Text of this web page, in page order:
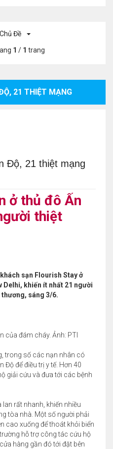
Đề
1 / 1 trang
21 THIỆT MẠNG
Độ, 21 thiệt mạng
ở thủ đô Ấn
thiệt
sạn Flourish Stay ở
Delhi, khiến ít nhất 21 người
sáng 3/6.
của đám cháy. Ảnh: PTI
trong số các nạn nhân có
Độ để điều trị y tế. Hơn 40
giải cứu và đưa tới các bệnh
rất nhanh, khiến nhiều
tòa nhà. Một số người phải
cao xuống để thoát khỏi biển
hỗ trợ công tác cứu hộ
hàng gần đó tới đặt bên